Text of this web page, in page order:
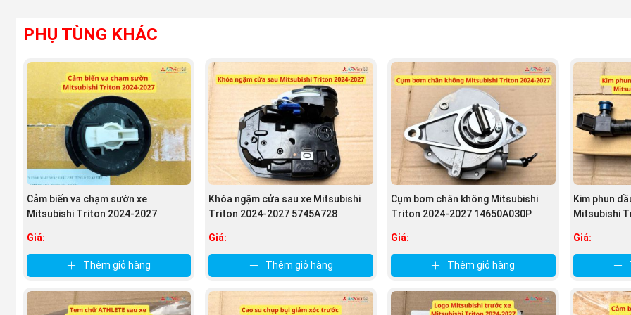
(Hình ảnh chi tiết về Hộp điều khiển hộp số tự động xe Mitsubishi Triton 2019-2025, nguồn Phụ tùng Mitsubishi An
PHỤ TÙNG KHÁC
Cảm biến va chạm sườn xe
Mitsubishi Triton 2024-2027
Giá:
Thêm giỏ hàng
Khóa ngậm cửa sau xe Mitsubishi
Triton 2024-2027 5745A728
Giá:
Thêm giỏ hàng
Cụm bơm chân không Mitsubishi
Triton 2024-2027 14650A030P
Giá:
Thêm giỏ hàng
Kim phun
Mitsubishi
Giá: